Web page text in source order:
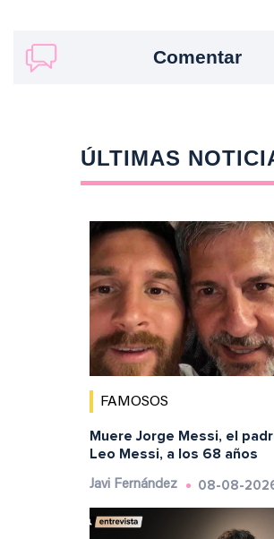
Comentar
ÚLTIMAS
FAMOSOS
Muere Jorge Messi, el
Leo Messi, a los 68 años
Javi Fernández 08-08-